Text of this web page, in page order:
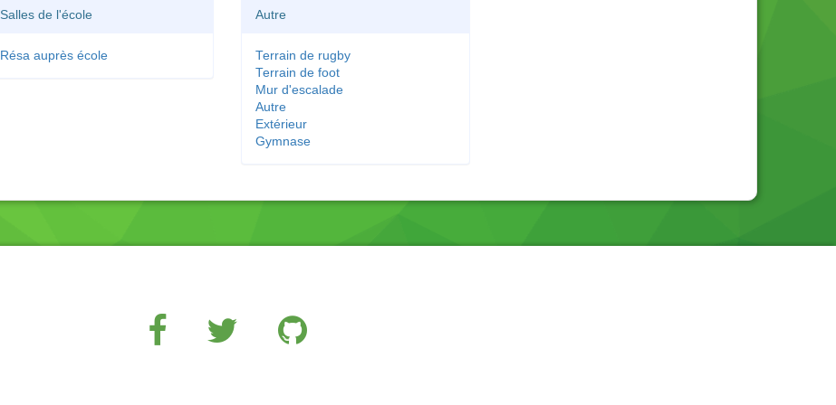
Salles de l'école
Résa auprès école
Autre
Terrain de rugby
Terrain de foot
Mur d'escalade
Autre
Extérieur
Gymnase